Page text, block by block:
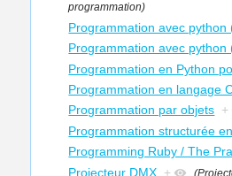
programmation)
Programmation avec python
Programmation avec python
Programmation en Python
Programmation en langage
Programmation par objets +
Programmation structurée
Programming Ruby / The
Projecteur DMX +